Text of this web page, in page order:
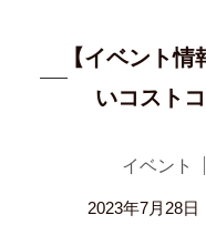
【イベント
いコスト
イベント
2023年7月28